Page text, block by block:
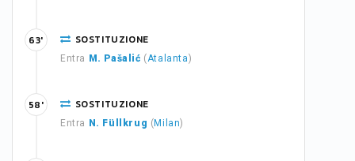
SOSTITUZIONE
Entra M. Pašalić (Atalanta)
63'
SOSTITUZIONE
Entra N. Füllkrug ( Milan)
58'